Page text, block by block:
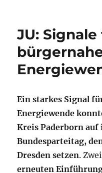
JU:
Ein starkes Signal
Energiewende
Kreis Paderborn
Bundesparteitag,
Dresden setzen.
erneuten